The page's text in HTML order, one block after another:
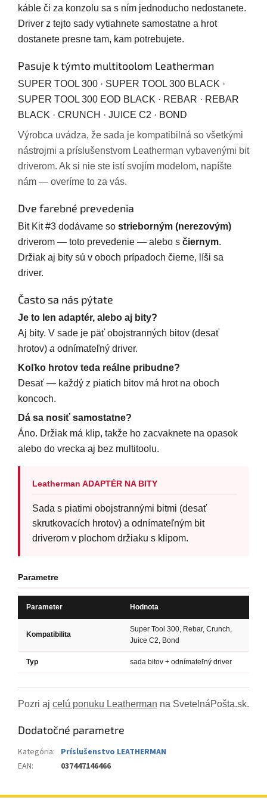
káble či za konzolu sa s ním jednoducho nedostanete.
Driver z tejto sady vytiahnete samostatne a hrot
dostanete presne tam, kam potrebujete.
Pasuje k týmto multitoolom Leatherman
SUPER TOOL 300 · SUPER TOOL 300 BLACK ·
SUPER TOOL 300 EOD BLACK · REBAR · REBAR
BLACK · CRUNCH · JUICE C2 · BOND
Výrobca uvádza, že sada je kompatibilná so všetkými
nástrojmi a príslušenstvom Leatherman vybavenými bit
driverom. Ak si nie ste istí svojím modelom, napíšte
nám — overíme to za vás.
Dve farebné prevedenia
Bit Kit #3 dodávame so strieborným (nerezovým)
driverom — toto prevedenie — alebo s čiernym.
Držiak aj bity sú v oboch prípadoch čierne, líši sa
driver.
Často sa nás pýtate
Je to len adaptér, alebo aj bity?
Aj bity. V sade je päť obojstranných bitov (desať
hrotov) a odnímateľný driver.
Koľko hrotov teda reálne pribudne?
Desať — každý z piatich bitov má hrot na oboch
koncoch.
Dá sa nosiť samostatne?
Áno. Držiak má klip, takže ho zacvaknete na opasok
alebo do vrecka aj bez multitoolu.
Leatherman ADAPTÉR NA BITY
Sada s piatimi obojstrannými bitmi (desať
skrutkovacích hrotov) a odnímateľným bit
driverom v plochom držiaku s klipom.
Parametre
Parameter Hodnota
Kompatibilita
Super Tool 300, Rebar, Crunch,
Juice C2, Bond
Typ sada bitov + odnímateľný driver
Pozri aj celú ponuku Leatherman na SvetelnáPošta.sk.
Dodatočné parametre
Kategória: Príslušenstvo LEATHERMAN
EAN: 037447146466